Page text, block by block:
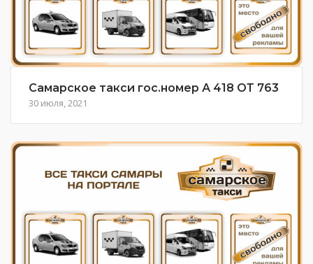
Самарское такси гос.номер А 418 ОТ 763
30 июля, 2021